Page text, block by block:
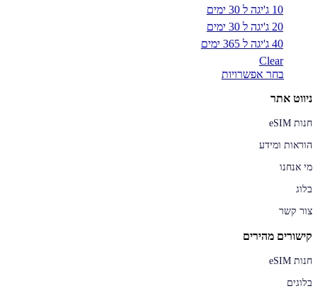
10 ג'יגה ל 30 ימים
20 ג'יגה ל 30 ימים
40 ג'יגה ל 365 ימים
Clear
בחר אפשרויות
ניווט אתר
חנות eSIM
הוראות ומידע
מי אנחנו
בלוג
צור קשר
קישורים מהירים
חנות eSIM
בלוגים